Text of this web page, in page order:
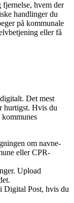
hvem der
handlinger du
på kommunale
eller få
Det mest
hurtigst. Hvis du
om navne-
eller CPR-
Upload
Digital Post, hvis du